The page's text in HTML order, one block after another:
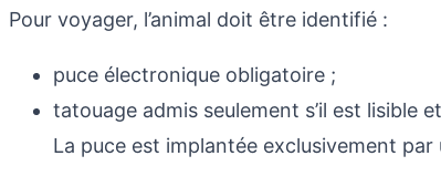
Pour voyager, l’animal doit être identifié :
puce électronique obligatoire ;
tatouage admis seulement s’il est lisible
La puce est implantée exclusivement